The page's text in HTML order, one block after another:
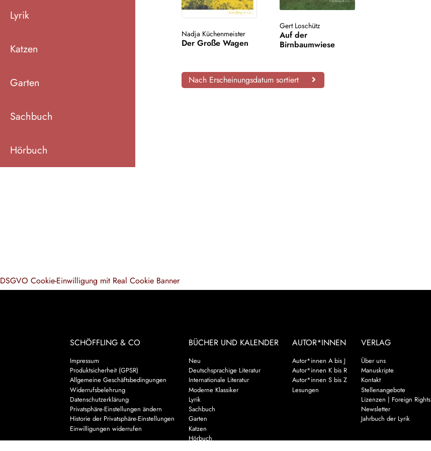
Lyrik
Katzen
Garten
Sachbuch
Hörbuch
Nadja Küchenmeister
Der Große Wagen
Gert Loschütz
Auf der
Birnbaumwiese
Nach Erscheinungsdatum sortiert
SCHÖFFLING & CO
Impressum
Produktsicherheit (GPSR)
Allgemeine Geschäftsbedingungen
Widerrufsbelehrung
Datenschutzerklärung
Privatsphäre-Einstellungen ändern
Historie der Privatsphäre-Einstellungen
Einwilligungen widerrufen
BÜCHER UND KALENDER
Neu
Deutschsprachige Literatur
Internationale Literatur
Moderne Klassiker
Lyrik
Sachbuch
Garten
Katzen
Hörbuch
AUTOR*INNEN
Autor*innen A bis J
Autor*innen K bis R
Autor*innen S bis Z
Lesungen
VERLAG
Über uns
Manuskripte
Kontakt
Stellenangebote
Lizenzen | Foreign Rights
Newsletter
Jahrbuch der Lyrik
DSGVO Cookie-Einwilligung mit Real Cookie Banner